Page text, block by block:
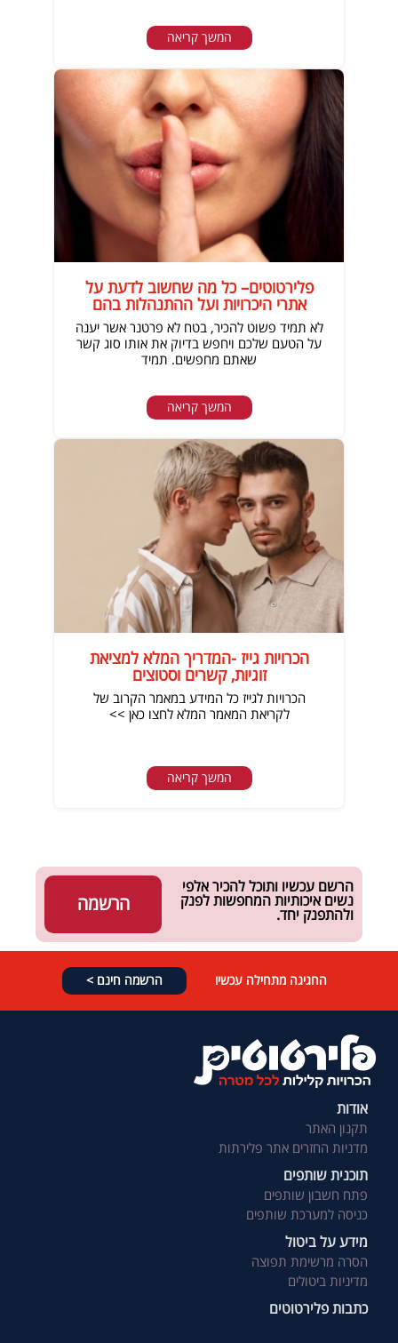
המשך קריאה
פלירטוטים– כל מה שחשוב לדעת על
אתרי היכרויות ועל ההתנהלות בהם
לא תמיד פשוט להכיר, בטח לא פרטנר אשר יענה
על הטעם שלכם ויחפש בדיוק את אותו סוג קשר
שאתם מחפשים. תמיד
המשך קריאה
הכרויות גייז -המדריך המלא למציאת
זוגיות, קשרים וסטוצים
הכרויות לגייז כל המידע במאמר הקרוב של
לקריאת המאמר המלא לחצו כאן >>
המשך קריאה
הרשמה
הרשם עכשיו ותוכל להכיר אלפי
נשים איכותיות המחפשות לפנק
ולהתפנק יחד.
החגיגה מתחילה עכשיו הרשמה חינם >
אודות
תקנון האתר
מדניות החזרים אתר פלירתות
תוכנית שותפים
פתח חשבון שותפים
כניסה למערכת שותפים
מידע על ביטול
הסרה מרשימת תפוצה
מדיניות ביטולים
כתבות פלירטוטים